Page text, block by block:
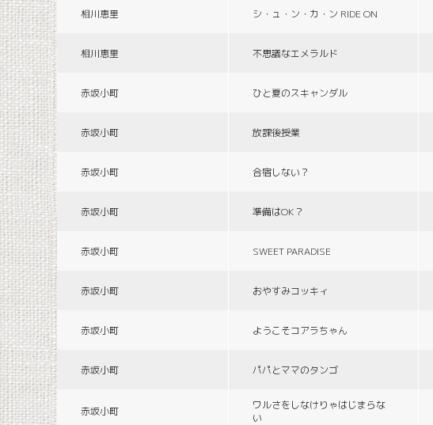
相川恵里 シ・ュ・ン・カ・ン RIDE ON
相川恵里 不思議なエメラルド
赤坂小町 ひと夏のスキャンダル
赤坂小町 放課後授業
赤坂小町 合宿しない？
赤坂小町 準備はOK？
赤坂小町 SWEET PARADISE
赤坂小町 おやすみコッキィ
赤坂小町 ようこそコアラちゃん
赤坂小町 パパとママのタンゴ
赤坂小町
ワルさをしなけりゃはじまらな
い